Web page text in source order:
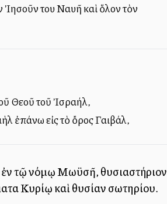
Ἰησοῦν του Ναυῆ καὶ ὅλον τὸν
Θεοῦ τοῦ Ἰσραήλ,
ἐπάνω εἰς τὸ ὄρος Γαιβάλ,
ἐν τῷ νόμῳ Μωϋσῆ, θυσιαστήριον
Κυρίῳ καὶ θυσίαν σωτηρίου.